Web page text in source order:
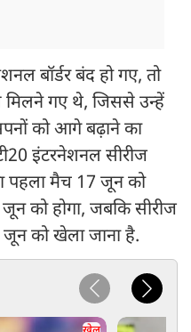
बॉर्डर बंद हो गए, तो
गए थे, जिससे उन्हें
को आगे बढ़ाने का
इंटरनेशनल सीरीज
पहला मैच 17 जून को
को होगा, जबकि सीरीज
को खेला जाना है.